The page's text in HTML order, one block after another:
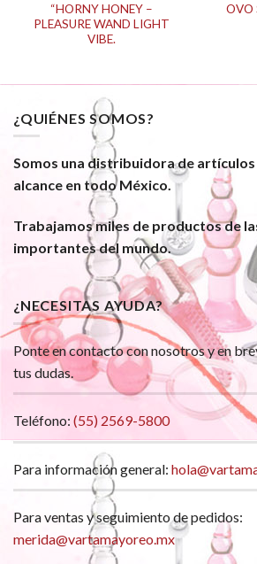
“HORNY HONEY –
PLEASURE WAND LIGHT
VIBE.
OVO
¿QUIÉNES SOMOS?
Somos una distribuidora de
alcance en todo México.
Trabajamos miles de productos de
importantes del mundo.
¿NECESITAS AYUDA?
Ponte en contacto con nosotros y en
tus dudas.
Teléfono: (55) 2569-5800
Para información general:
Para ventas y seguimiento de pedidos:
merida@vartamayoreo.mx